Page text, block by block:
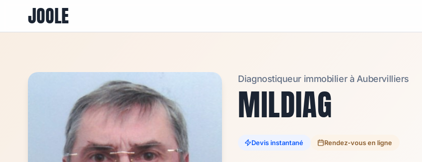
JOOLE
Diagnostiqueur immobilier à Aubervilliers
MILDIAG
Devis instantané Rendez-vous en ligne